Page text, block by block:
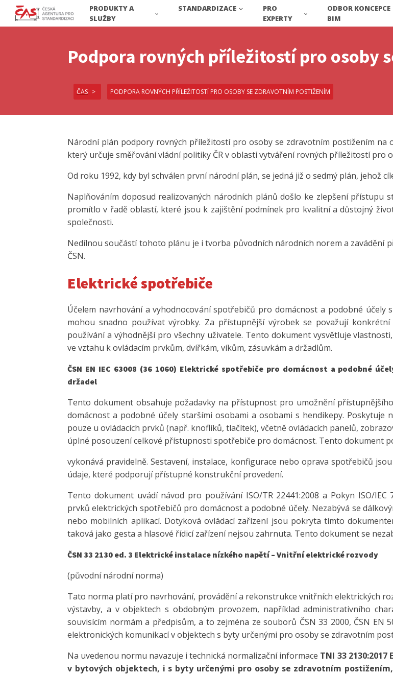
PRODUKTY A
SLUŽBY
STANDARDIZACE
PRO
EXPERTY
ODBOR KONCEPCE
BIM
Podpora rovných příležitostí pro osoby
ČAS PODPORA ROVNÝCH PŘÍLEŽITOSTÍ PRO OSOBY SE ZDRAVOTNÍM POSTIŽENÍM
Národní plán podpory rovných příležitostí pro osoby se zdravotním postižením na
který určuje směřování vládní politiky ČR v oblasti vytváření rovných příležitostí pro
Od roku 1992, kdy byl schválen první národní plán, se jedná již o sedmý plán, jehož
Naplňováním doposud realizovaných národních plánů došlo ke zlepšení přístupu
promítlo v řadě oblastí, které jsou k zajištění podmínek pro kvalitní a důstojný
společnosti.
Nedílnou součástí tohoto plánu je i tvorba původních národních norem a zavádění
ČSN.
Elektrické spotřebiče
Účelem navrhování a vyhodnocování spotřebičů pro domácnost a podobné
mohou snadno používat výrobky. Za přístupnější výrobek se považují
používání a výhodnější pro všechny uživatele. Tento dokument vysvětluje
ve vztahu k ovládacím prvkům, dvířkám, víkům, zásuvkám a držadlům.
ČSN EN IEC 63008 (36 1060) Elektrické spotřebiče pro domácnost a podobné
držadel
Tento dokument obsahuje požadavky na přístupnost pro umožnění
domácnost a podobné účely staršími osobami a osobami s hendikepy.
pouze u ovládacích prvků (např. knoflíků, tlačítek), včetně ovládacích panelů,
úplné posouzení celkové přístupnosti spotřebiče pro domácnost. Tento dokument
vykonává pravidelně. Sestavení, instalace, konfigurace nebo oprava spotřebičů
údaje, které podporují přístupné konstrukční provedení.
Tento dokument uvádí návod pro používání ISO/TR 22441:2008 a Pokyn ISO/
prvků elektrických spotřebičů pro domácnost a podobné účely. Nezabývá se
nebo mobilních aplikací. Dotyková ovládací zařízení jsou pokryta tímto
taková jako gesta a hlasové řídicí zařízení nejsou zahrnuta. Tento dokument se
ČSN 33 2130 ed. 3 Elektrické instalace nízkého napětí – Vnitřní elektrické rozvody
(původní národní norma)
Tato norma platí pro navrhování, provádění a rekonstrukce vnitřních elektrických
výstavby, a v objektech s obdobným provozem, například administrativního
souvisícím normám a předpisům, a to zejména ze souborů ČSN 33 2000, ČSN EN
elektronických komunikací v objektech s byty určenými pro osoby se zdravotním
Na uvedenou normu navazuje i technická normalizační informace TNI 33
v bytových objektech, i s byty určenými pro osoby se zdravotním